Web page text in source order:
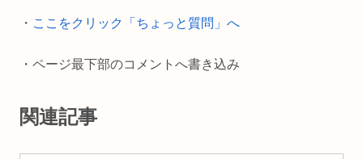
・ ここをクリック「ちょっと質問」へ
・ページ最下部のコメントへ書き込み
関連記事